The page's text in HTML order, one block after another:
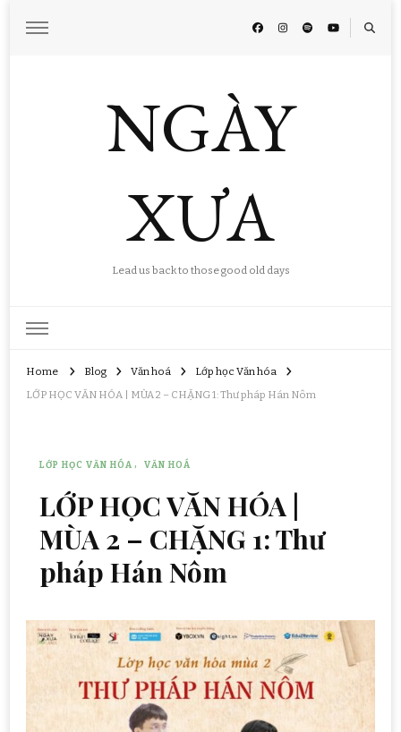
NGÀY
XƯA
Lead us back to those good old days
Home Blog Văn hoá
Lớp học Văn hóa
LỚP HỌC VĂN HÓA | MÙA 2 – CHẶNG 1: Thư pháp Hán Nôm
LỚP HỌC VĂN HÓA VĂN HOÁ
LỚP HỌC VĂN HÓA |
MÙA 2 – CHẶNG 1: Thư
pháp Hán Nôm